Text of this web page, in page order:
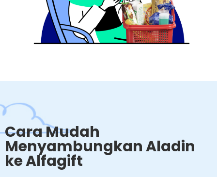
Cara Mudah
Menyambungkan Aladin
ke Alfagift